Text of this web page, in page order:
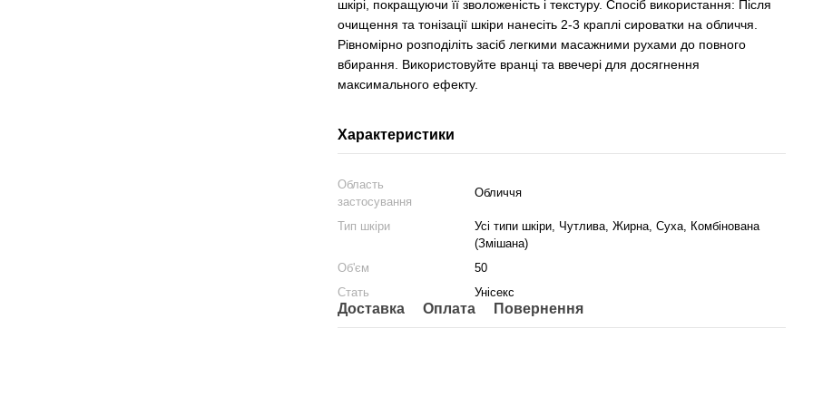
шкірі, покращуючи її зволоженість і текстуру. Спосіб використання: Після
очищення та тонізації шкіри нанесіть 2-3 краплі сироватки на обличчя.
Рівномірно розподіліть засіб легкими масажними рухами до повного
вбирання. Використовуйте вранці та ввечері для досягнення
максимального ефекту.
Характеристики
Область
застосування
Обличчя
Тип шкіри
Усі типи шкіри, Чутлива, Жирна, Суха, Комбінована
(Змішана)
Об'єм
50
Стать
Унісекс
Доставка Оплата Повернення